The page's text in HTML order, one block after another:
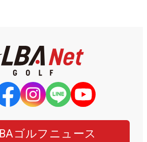
ゴルフニュース